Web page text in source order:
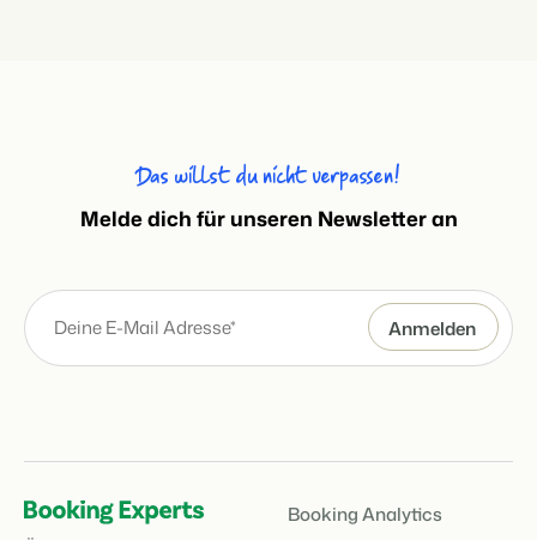
Das willst du nicht verpassen!
Melde dich für unseren Newsletter an
Booking Analytics